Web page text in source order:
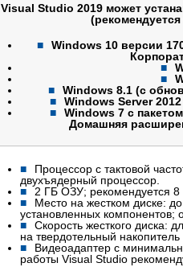
Visual Studio 2019 может
Windows 10 версии
Windows 8.1 (с
Windows Server
Windows 7 с
Домашняя
Процессор с тактовой
двухъядерный процессор.
2 ГБ ОЗУ; рекомендуется
Место на жестком диске:
установленных компонентов;
Скорость жесткого диска:
на твердотельный накопитель
Видеоадаптер с
работы Visual Studio